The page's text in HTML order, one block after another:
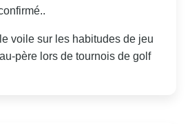
voile sur les habitudes de jeu
père lors de tournois de golf